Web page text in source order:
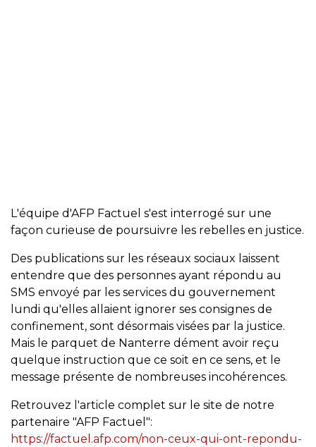
L'équipe d'AFP Factuel s'est interrogé sur une
façon curieuse de poursuivre les rebelles en justice.
Des publications sur les réseaux sociaux laissent
entendre que des personnes ayant répondu au
SMS envoyé par les services du gouvernement
lundi qu'elles allaient ignorer ses consignes de
confinement, sont désormais visées par la justice.
Mais le parquet de Nanterre dément avoir reçu
quelque instruction que ce soit en ce sens, et le
message présente de nombreuses incohérences.
Retrouvez l'article complet sur le site de notre
partenaire "AFP Factuel":
https://factuel.afp.com/non-ceux-qui-ont-repondu-